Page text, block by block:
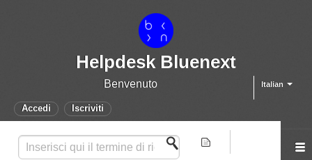
Helpdesk Bluenext
Italian
Benvenuto
Accedi Iscriviti